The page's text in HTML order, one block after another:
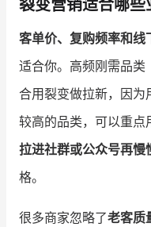
认证服务商
有赞云
裂变营销适合哪些
客单价、复购频率和线
适合你。高频刚需品类
合用裂变做拉新，因为
较高的品类，可以重点
拉进社群或公众号再慢
格。
很多商家忽略了老客质